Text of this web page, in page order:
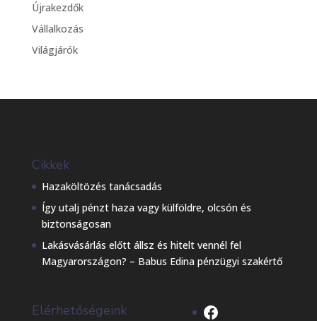
Újrakezdők
Vállalkozás
Világjárók
Cikkek
Hazaköltözés tanácsadás
Így utalj pénzt haza vagy külföldre, olcsón és
biztonságosan
Lakásvásárlás előtt állsz és hitelt vennél fel
Magyarországon? – Babus Edina pénzügyi szakértő
Elérhetőségeink Facebook